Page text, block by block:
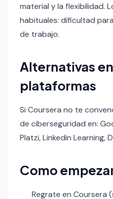
material y la flexibilidad.
habituales: dificultad
de trabajo.
Alternativas
plataformas
Si Coursera no te
de ciberseguridad en:
Platzi, Linkedin Learning,
Como
Regrate en Coursera